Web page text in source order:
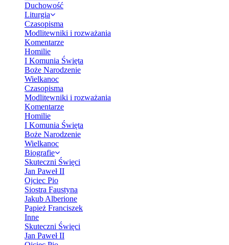
Duchowość
Liturgia
Czasopisma
Modlitewniki i rozważania
Komentarze
Homilie
I Komunia Święta
Boże Narodzenie
Wielkanoc
Czasopisma
Modlitewniki i rozważania
Komentarze
Homilie
I Komunia Święta
Boże Narodzenie
Wielkanoc
Biografie
Skuteczni Święci
Jan Paweł II
Ojciec Pio
Siostra Faustyna
Jakub Alberione
Papież Franciszek
Inne
Skuteczni Święci
Jan Paweł II